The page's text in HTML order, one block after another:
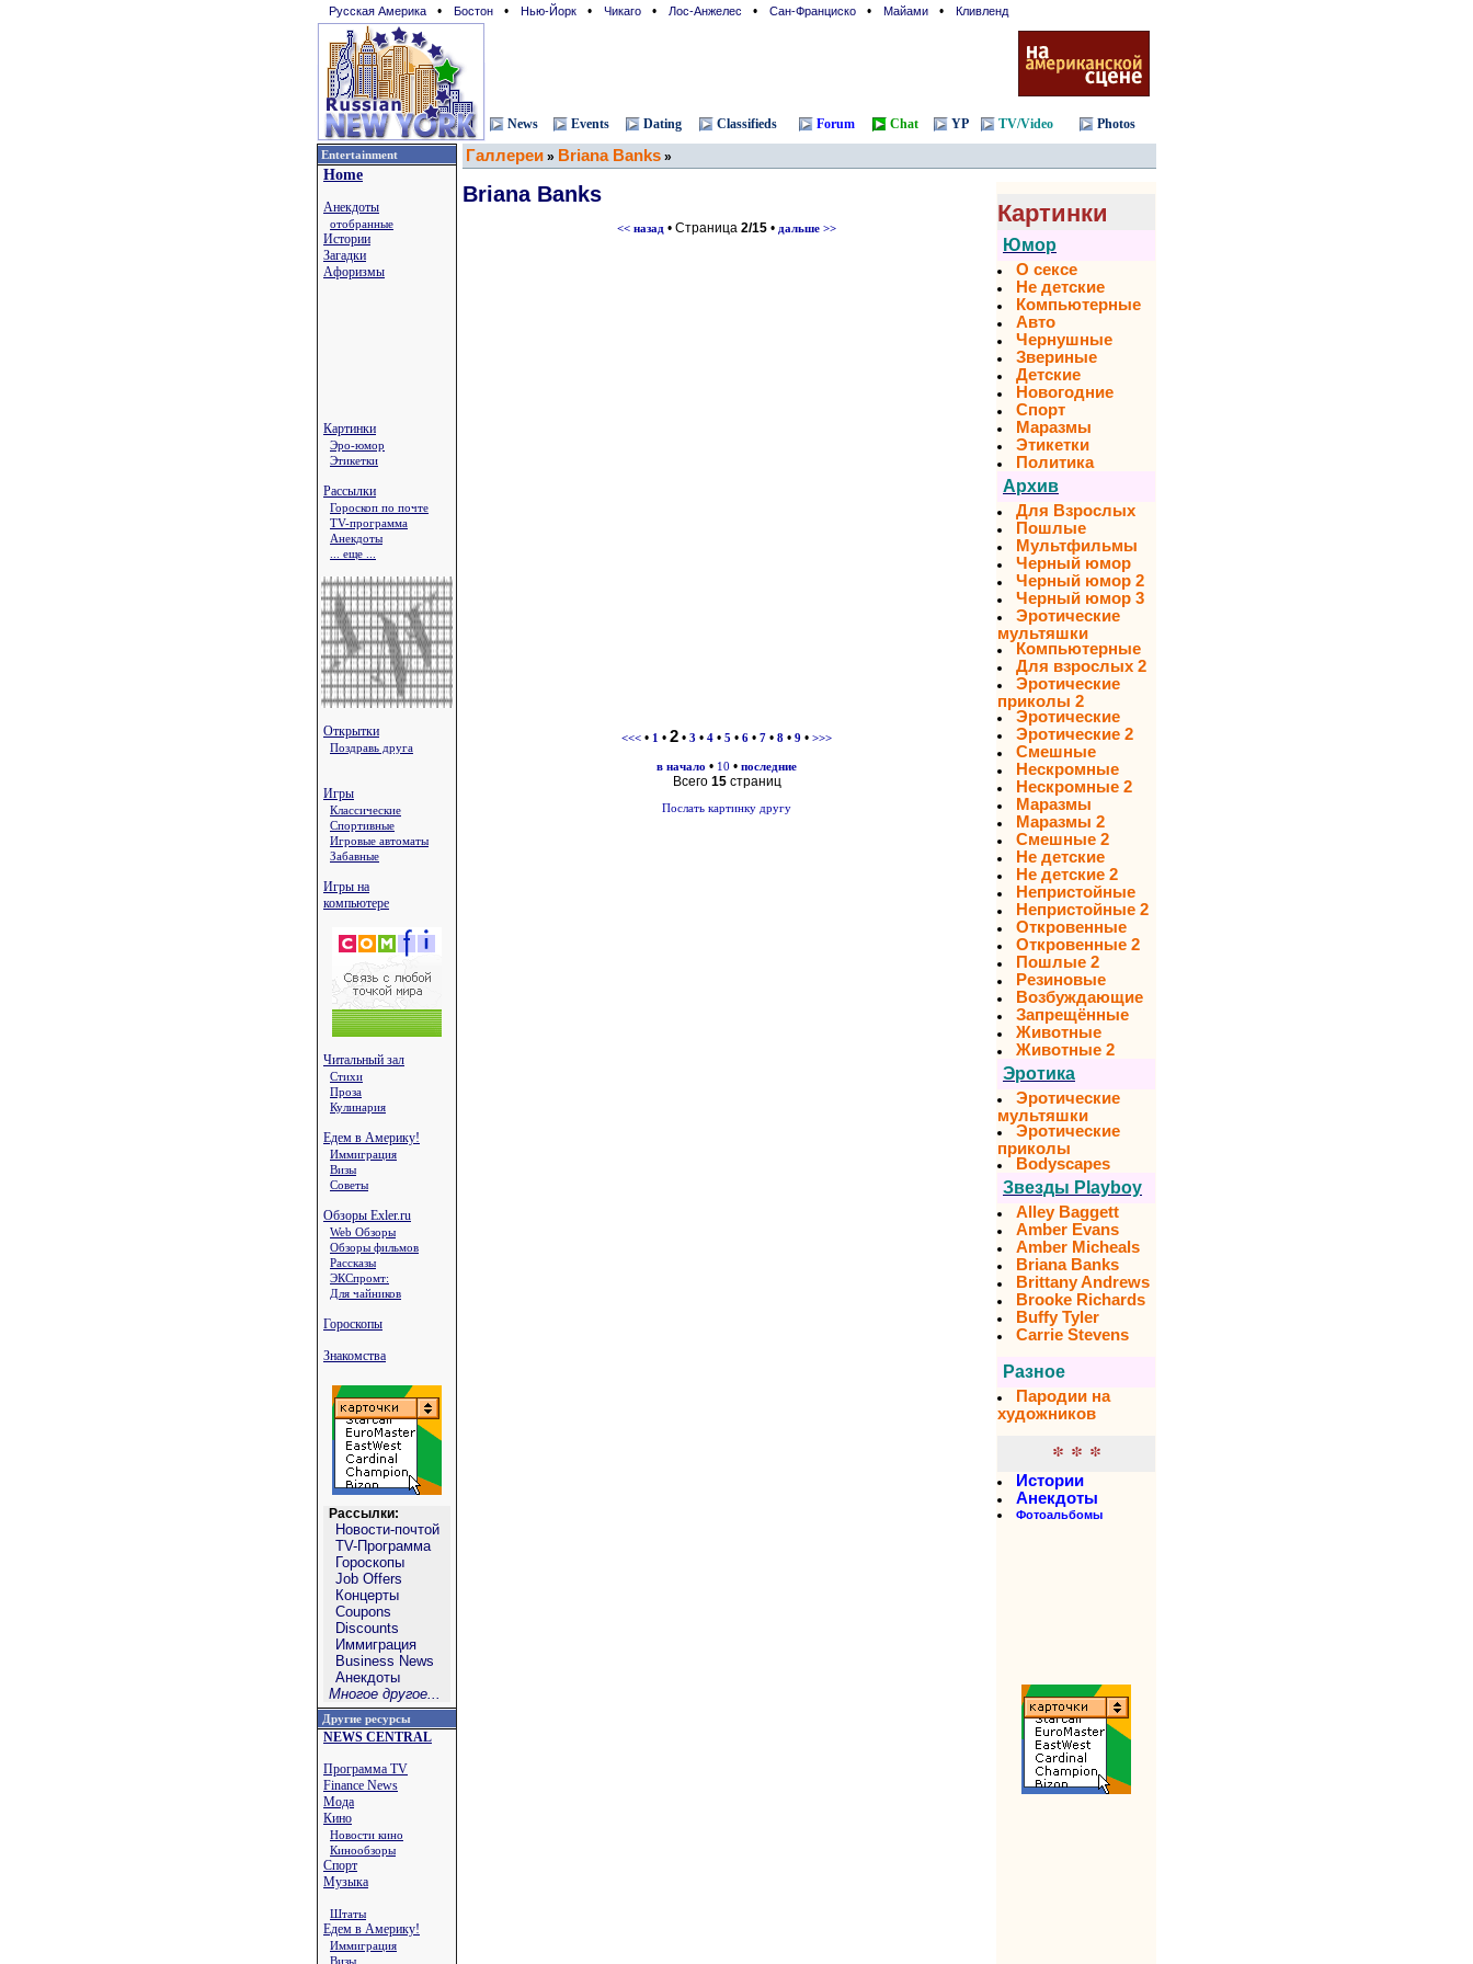
Русская Америка • Бостон • Нью-Йорк • Чикаго • Лос-Анжелес • Сан-Франциcко • Майами • Кливленд
News Events Dating Classifieds Forum Chat YP TV/Video Photos
Entertainment
Home
Анекдоты
отобранные
Истории
Загадки
Афоризмы
Картинки
Эро-юмор
Этикетки
Рассылки
Гороскоп по почте
TV-программа
Анекдоты
... еще ...
Открытки
Поздравь друга
Игры
Классические
Спортивные
Игровые автоматы
Забавные
Игры на
компьютере
Читальный зал
Стихи
Проза
Кулинария
Едем в Америку!
Иммиграция
Визы
Советы
Обзоры Exler.ru
Web Обзоры
Обзоры фильмов
Рассказы
ЭКСпромт:
Для чайников
Гороскопы
Знакомства
Рассылки:
Новости-почтой
TV-Программа
Гороскопы
Job Offers
Концерты
Coupons
Discounts
Иммиграция
Business News
Анекдоты
Многое другое...
Другие ресурсы
NEWS CENTRAL
Программа TV
Finance News
Мода
Кино
Новости кино
Кинообзоры
Спорт
Музыка
Штаты
Едем в Америку!
Иммиграция
Визы
Галлереи » Briana Banks »
Briana Banks
<< назад • Страница 2/15 • дальше >>
<<< • 1 • 2 • 3 • 4 • 5 • 6 • 7 • 8 • 9 • >>>
в начало • 10 • последние
Всего 15страниц
Послать картинку другу
Картинки
Юмор
О сексе
Не детские
Компьютерные
Авто
Чернушные
Звериные
Детские
Новогодние
Спорт
Маразмы
Этикетки
Политика
Архив
Для Взрослых
Пошлые
Мультфильмы
Черный юмор
Черный юмор 2
Черный юмор 3
Эротические
мультяшки
Компьютерные
Для взрослых 2
Эротические
приколы 2
Эротические
Эротические 2
Смешные
Нескромные
Нескромные 2
Маразмы
Маразмы 2
Смешные 2
Не детские
Не детские 2
Непристойные
Непристойные 2
Откровенные
Откровенные 2
Пошлые 2
Резиновые
Возбуждающие
Запрещённые
Животные
Животные 2
Эротика
Эротические
мультяшки
Эротические
приколы
Bodyscapes
Звезды Playboy
Alley Baggett
Amber Evans
Amber Micheals
Briana Banks
Brittany Andrews
Brooke Richards
Buffy Tyler
Carrie Stevens
Разное
Пародии на
художников
* * *
Истории
Анекдоты
Фотоальбомы